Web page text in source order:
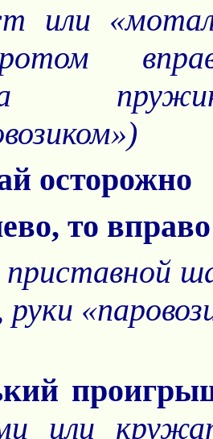
или
осторожно
то
руки
или